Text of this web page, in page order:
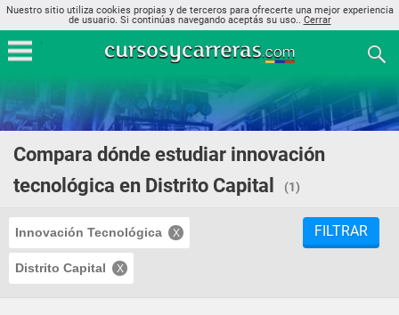
Nuestro sitio utiliza cookies propias y de terceros para ofrecerte una mejor experiencia
de usuario. Si continúas navegando aceptás su uso.. Cerrar
Compara dónde estudiar innovación
tecnológica en Distrito Capital
(1)
Innovación Tecnológica
Distrito Capital
FILTRAR